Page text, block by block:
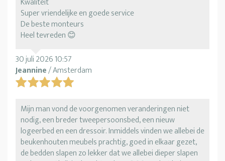
Super vriendelijke en goede service
De beste monteurs
Heel tevreden 😊
30 juli 2026 10:57
Jeannine/ Amsterdam
Mijn man vond de voorgenomen veranderingen niet
nodig, een breder tweepersoonsbed, een nieuw
logeerbed en een dressoir. Inmiddels vinden we allebei de
beukenhouten meubels prachtig, goed in elkaar gezet,
de bedden slapen zo lekker dat we allebei dieper slapen